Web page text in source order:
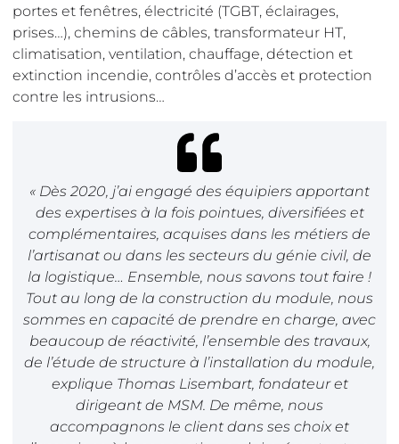
portes et fenêtres, électricité (TGBT, éclairages,
prises…), chemins de câbles, transformateur HT,
climatisation, ventilation, chauffage, détection et
extinction incendie, contrôles d’accès et protection
contre les intrusions…
« Dès 2020, j’ai engagé des équipiers apportant
des expertises à la fois pointues, diversifiées et
complémentaires, acquises dans les métiers de
l’artisanat ou dans les secteurs du génie civil, de
la logistique… Ensemble, nous savons tout faire !
Tout au long de la construction du module, nous
sommes en capacité de prendre en charge, avec
beaucoup de réactivité, l’ensemble des travaux,
de l’étude de structure à l’installation du module,
explique Thomas Lisembart, fondateur et
dirigeant de MSM. De même, nous
accompagnons le client dans ses choix et